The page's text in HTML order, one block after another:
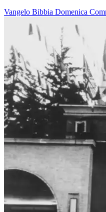
Vangelo Bibbia Domenica